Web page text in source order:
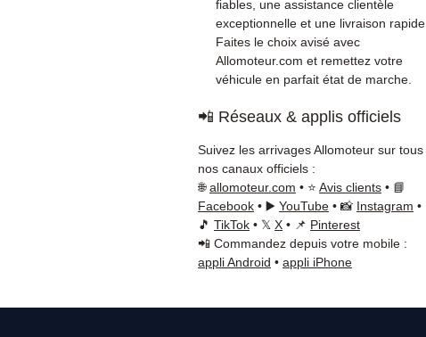
fiables, une assistance clientèle
exceptionnelle et une livraison rapide.
Faites le choix avisé avec
Allomoteur.com et remettez votre
véhicule en parfait état de marche.
📲 Réseaux & applis officiels
Suivez les arrivages Allomoteur sur tous
nos canaux officiels :
🌐allomoteur.com • ⭐ Avis clients • 📘
Facebook • ▶️ YouTube • 📸 Instagram •
🎵 TikTok • 𝕏 X • 📌 Pinterest
📲 Commandez depuis votre mobile :
appli Android • appli iPhone